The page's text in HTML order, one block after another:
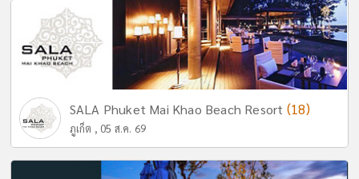
SALA Phuket Mai Khao Beach Resort (18)
ภูเก็ต , 05 ส.ค. 69